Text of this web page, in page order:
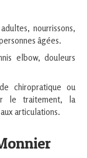
nourrissons,
âgées.
elbow, douleurs
chiropratique ou
le traitement, la
articulations.